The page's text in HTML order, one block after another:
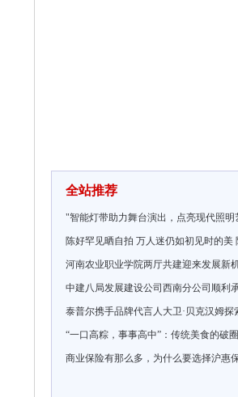
全站推荐
"智能灯带助力舞台演出，点亮现代照明
陈好罕见晒自拍 万人迷仍如初见时的美
河南农业职业学院两厅共建迎来发展新
中建八局发展建设公司西南分公司顺利
泰普尔携手品牌代言人大卫·贝克汉姆探
“一口高粽，事事高中”：传统美食的破
商业保险有那么多，为什么要选择沪惠